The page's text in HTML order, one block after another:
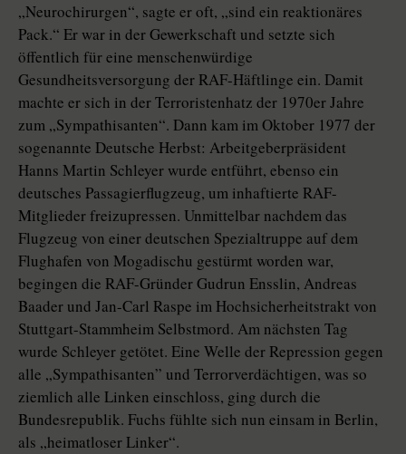
„Neurochirurgen“, sagte er oft, „sind ein reaktionäres
Pack.“ Er war in der Gewerkschaft und setzte sich
öffentlich für eine menschenwürdige
Gesundheitsversorgung der RAF-Häftlinge ein. Damit
machte er sich in der Terroristenhatz der 1970er Jahre
zum „Sympathisanten“. Dann kam im Oktober 1977 der
sogenannte Deutsche Herbst: Arbeitgeberpräsident
Hanns Martin Schleyer wurde entführt, ebenso ein
deutsches Passagierflugzeug, um inhaftierte RAF-
Mitglieder freizupressen. Unmittelbar nachdem das
Flugzeug von einer deutschen Spezialtruppe auf dem
Flughafen von Mogadischu gestürmt worden war,
begingen die RAF-Gründer Gudrun Ensslin, Andreas
Baader und Jan-Carl Raspe im Hochsicherheitstrakt von
Stuttgart-Stammheim Selbstmord. Am nächsten Tag
wurde Schleyer getötet. Eine Welle der Repression gegen
alle „Sympathisanten” und Terrorverdächtigen, was so
ziemlich alle Linken einschloss, ging durch die
Bundesrepublik. Fuchs fühlte sich nun einsam in Berlin,
als „heimatloser Linker“.